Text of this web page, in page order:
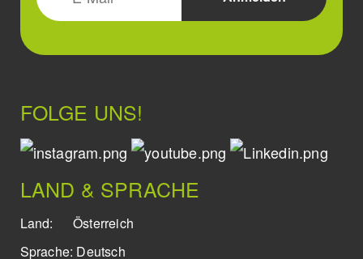
FOLGE UNS!
LAND & SPRACHE
Land:
Österreich
Sprache: Deutsch